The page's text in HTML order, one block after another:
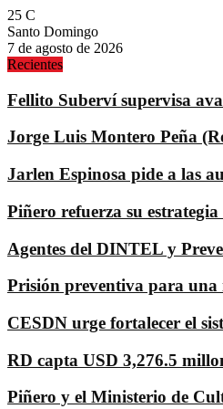
25 C
Santo Domingo
7 de agosto de 2026
Recientes
Fellito Suberví supervisa
Jorge Luis Montero Peña
Jarlen Espinosa pide a las
Piñero refuerza su
Agentes del DINTEL y
Prisión preventiva para
CESDN urge fortalecer el
RD capta USD 3,276.5
Piñero y el Ministerio de